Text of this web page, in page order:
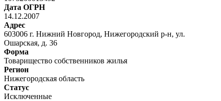
Дата ОГРН
14.12.2007
Адрес
603006 г. Нижний Новгород, Нижегородский р-н, ул.
Ошарская, д. 36
Форма
Товарищество собственников жилья
Регион
Нижегородская область
Статус
Исключенные